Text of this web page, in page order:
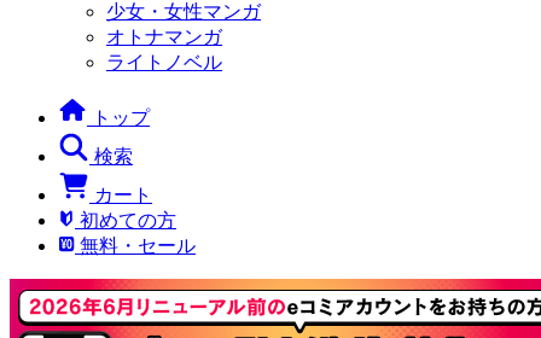
少女・女性マンガ
オトナマンガ
ライトノベル
トップ
検索
カート
初めての方
無料・セール